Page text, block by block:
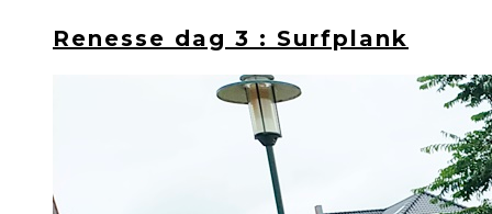
Renesse dag 3 : Surfplank